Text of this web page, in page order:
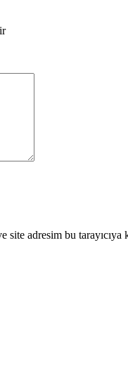
site adresim bu tarayıcıya